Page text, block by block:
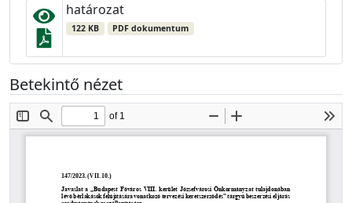
határozat
122 KB PDF dokumentum
Betekintő nézet